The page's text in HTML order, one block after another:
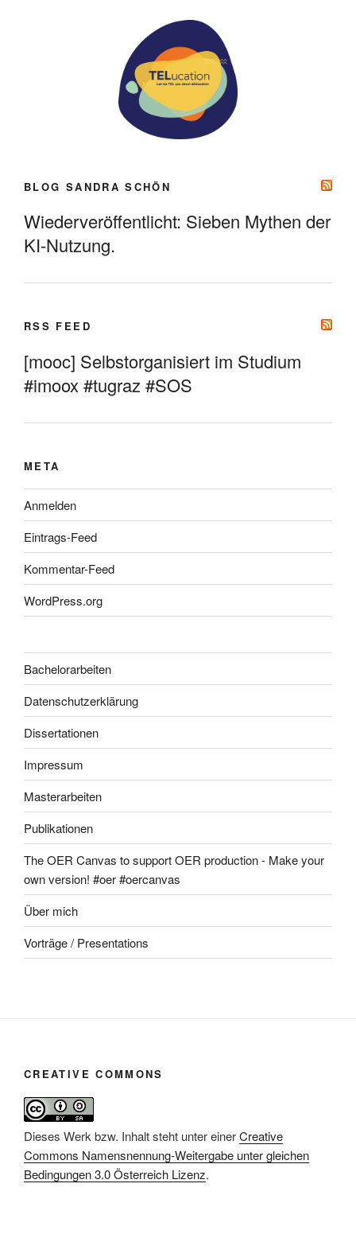
BLOG SANDRA SCHÖN
Wiederveröffentlicht: Sieben Mythen der
KI-Nutzung.
RSS FEED
[mooc] Selbstorganisiert im Studium
#imoox #tugraz #SOS
META
Anmelden
Eintrags-Feed
Kommentar-Feed
WordPress.org
Bachelorarbeiten
Datenschutzerklärung
Dissertationen
Impressum
Masterarbeiten
Publikationen
The OER Canvas to support OER production - Make your
own version! #oer #oercanvas
Über mich
Vorträge / Presentations
CREATIVE COMMONS
Dieses Werk bzw. Inhalt steht unter einerCreative
Commons Namensnennung-Weitergabe unter gleichen
Bedingungen 3.0 Österreich Lizenz.